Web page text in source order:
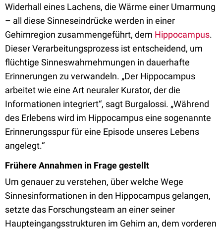
Widerhall eines Lachens, die Wärme einer Umarmung
– all diese Sinneseindrücke werden in einer
Gehirnregion zusammengeführt, dem Hippocampus.
Dieser Verarbeitungsprozess ist entscheidend, um
flüchtige Sinneswahrnehmungen in dauerhafte
Erinnerungen zu verwandeln. „Der Hippocampus
arbeitet wie eine Art neuraler Kurator, der die
Informationen integriert“, sagt Burgalossi. „Während
des Erlebens wird im Hippocampus eine sogenannte
Erinnerungsspur für eine Episode unseres Lebens
angelegt.“
Frühere Annahmen in Frage gestellt
Um genauer zu verstehen, über welche Wege
Sinnesinformationen in den Hippocampus gelangen,
setzte das Forschungsteam an einer seiner
Haupteingangsstrukturen im Gehirn an, dem vorderen